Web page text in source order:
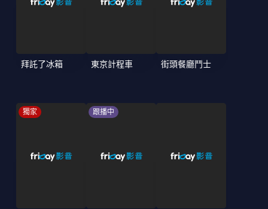
拜託了冰箱 東京計程車 街頭餐廳鬥士
獨家 跟播中